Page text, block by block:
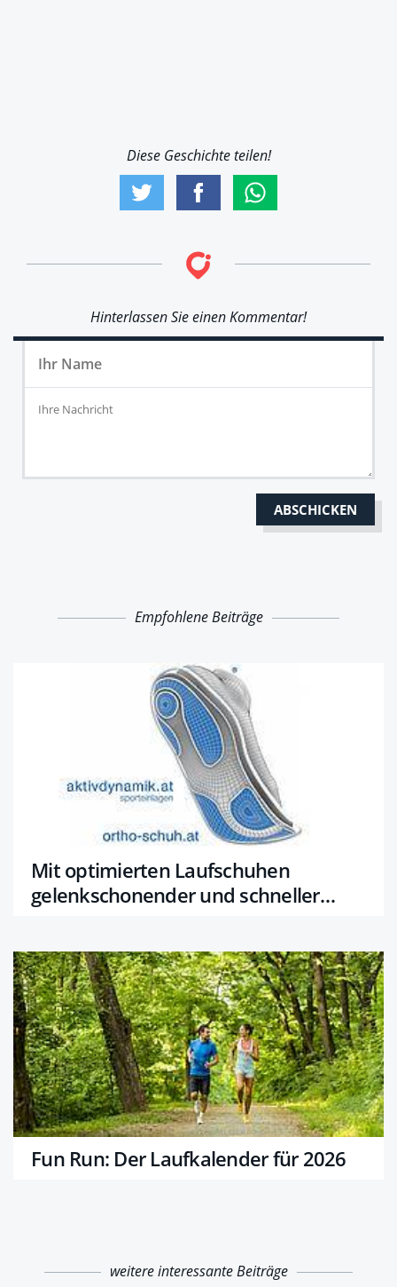
Diese Geschichte teilen!
Hinterlassen Sie einen Kommentar!
Empfohlene Beiträge
Mit optimierten Laufschuhen
gelenkschonender und schneller
Fun Run: Der Laufkalender für 2026
weitere interessante Beiträge